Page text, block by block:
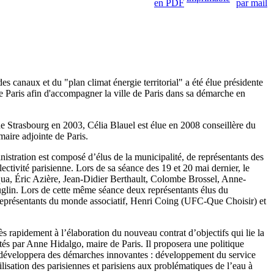
canaux et du "plan climat énergie territorial" a été élue présidente
afin d'accompagner la ville de Paris dans sa démarche en
Strasbourg en 2003, Célia Blauel est élue en 2008 conseillère du
adjointe de Paris.
est composé d’élus de la municipalité, de représentants des
parisienne. Lors de sa séance des 19 et 20 mai dernier, le
Éric Azière, Jean‐Didier Berthault, Colombe Brossel, Anne‐
Lors de cette même séance deux représentants élus du
du monde associatif, Henri Coing (UFC‐Que Choisir) et
à l’élaboration du nouveau contrat d’objectifs qui lie la
par Anne Hidalgo, maire de Paris. Il proposera une politique
des démarches innovantes : développement du service
des parisiennes et parisiens aux problématiques de l’eau à